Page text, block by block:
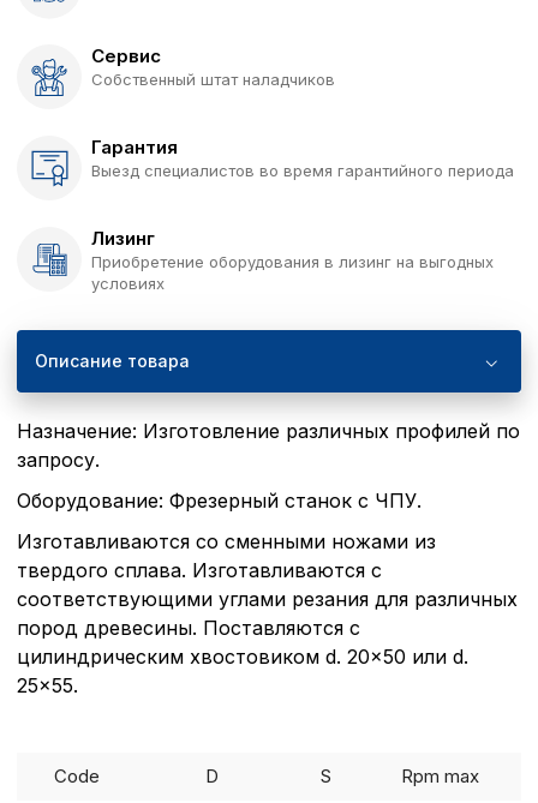
Сервис
Собственный штат наладчиков
Гарантия
Выезд специалистов во время гарантийного периода
Лизинг
Приобретение оборудования в лизинг на выгодных
условиях
Описание товара
Назначение: Изготовление различных профилей по
запросу.
Оборудование: Фрезерный станок с ЧПУ.
Изготавливаются со сменными ножами из
твердого сплава. Изготавливаются с
соответствующими углами резания для различных
пород древесины. Поставляются с
цилиндрическим хвостовиком d. 20x50 или d.
25x55.
Code D S Rpm max